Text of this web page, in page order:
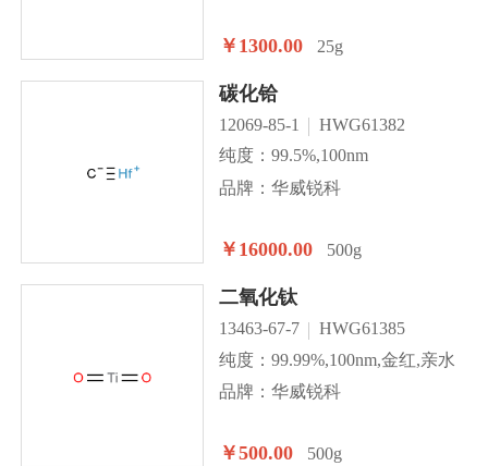
￥1300.00 25g
碳化铪
12069-85-1
HWG61382
纯度：99.5%,100nm
品牌：华威锐科
￥16000.00 500g
二氧化钛
13463-67-7
HWG61385
纯度：99.99%,100nm,金红,亲水
品牌：华威锐科
￥500.00 500g